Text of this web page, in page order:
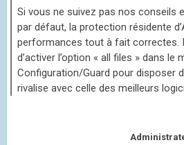
Si vous ne suivez pas nos conseils
par défaut, la protection résidente
performances tout à fait correctes.
d’activer l’option « all files » dans le
Configuration/Guard pour disposer
rivalise avec celle des meilleurs